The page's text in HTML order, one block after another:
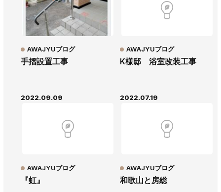
手摺設置工事
AWAJYUブログ
2022.09.09
K様邸 浴室改装工事
AWAJYUブログ
2022.07.19
『虹』
AWAJYUブログ
和歌山と房総
AWAJYUブログ